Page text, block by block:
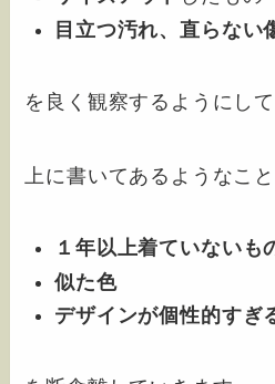
目立つ汚れ、直らない
を良く観察するようにして
上に書いてあるようなこと
１年以上着ていないも
似た色
デザインが個性的すぎ